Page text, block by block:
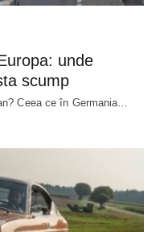
unde
scump
Ceea ce în Germania…